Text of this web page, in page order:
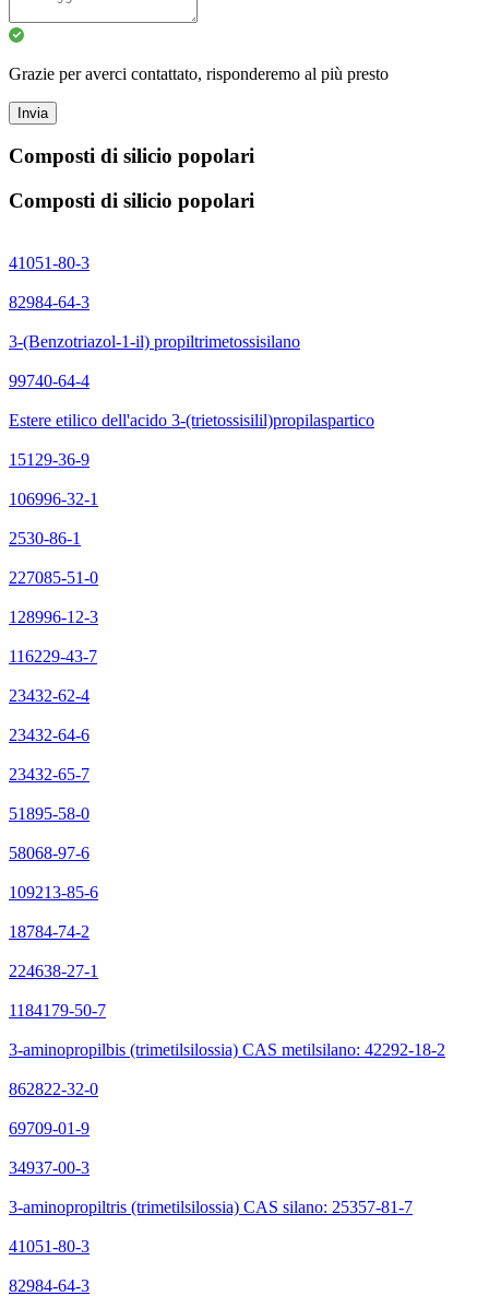
Grazie per averci contattato, risponderemo al più presto
Invia
Composti di silicio popolari
Composti di silicio popolari
41051-80-3
82984-64-3
3-(Benzotriazol-1-il) propiltrimetossisilano
99740-64-4
Estere etilico dell'acido 3-(trietossisilil)propilaspartico
15129-36-9
106996-32-1
2530-86-1
227085-51-0
128996-12-3
116229-43-7
23432-62-4
23432-64-6
23432-65-7
51895-58-0
58068-97-6
109213-85-6
18784-74-2
224638-27-1
1184179-50-7
3-aminopropilbis (trimetilsilossia) CAS metilsilano: 42292-18-2
862822-32-0
69709-01-9
34937-00-3
3-aminopropiltris (trimetilsilossia) CAS silano: 25357-81-7
41051-80-3
82984-64-3